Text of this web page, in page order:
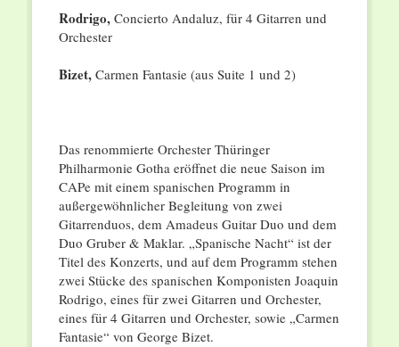
Rodrigo, Concierto Andaluz, für 4 Gitarren und
Orchester
Bizet, Carmen Fantasie (aus Suite 1 und 2)
Das renommierte Orchester Thüringer
Philharmonie Gotha eröffnet die neue Saison im
CAPe mit einem spanischen Programm in
außergewöhnlicher Begleitung von zwei
Gitarrenduos, dem Amadeus Guitar Duo und dem
Duo Gruber & Maklar. „Spanische Nacht“ ist der
Titel des Konzerts, und auf dem Programm stehen
zwei Stücke des spanischen Komponisten Joaquin
Rodrigo, eines für zwei Gitarren und Orchester,
eines für 4 Gitarren und Orchester, sowie „Carmen
Fantasie“ von George Bizet.